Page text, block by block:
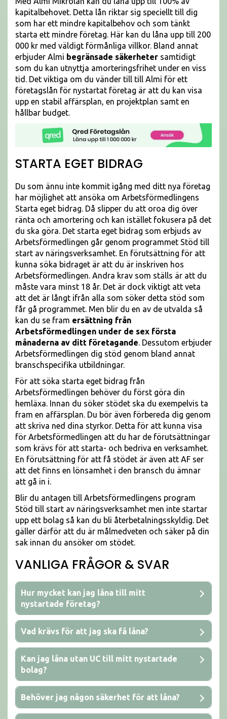
kapitalbehovet. Detta lån riktar sig speciellt till dig
som har ett mindre kapitalbehov och som tänkt
starta ett mindre företag. Här kan du låna upp till 200
000 kr med väldigt förmånliga villkor. Bland annat
erbjuder Almi begränsade säkerheter samtidigt
som du kan utnyttja amorteringsfrihet under en viss
tid. Det viktiga om du vänder till till Almi för ett
företagslån för nystartat företag är att du kan visa
upp en stabil affärsplan, en projektplan samt en
hållbar budget.
STARTA EGET BIDRAG
Du som ännu inte kommit igång med ditt nya företag
har möjlighet att ansöka om Arbetsförmedlingens
Starta eget bidrag. Då slipper du att oroa dig över
ränta och amortering och kan istället fokusera på det
du ska göra. Det starta eget bidrag som erbjuds av
Arbetsförmedlingen går genom programmet Stöd till
start av näringsverksamhet. En förutsättning för att
kunna söka bidraget är att du är inskriven hos
Arbetsförmedlingen. Andra krav som ställs är att du
måste vara minst 18 år. Det är dock viktigt att veta
att det är långt ifrån alla som söker detta stöd som
får gå programmet. Men blir du en av de utvalda så
kan du se fram ersättning från
Arbetsförmedlingen under de sex första
månaderna av ditt företagande. Dessutom erbjuder
Arbetsförmedlingen dig stöd genom bland annat
branschspecifika utbildningar.
För att söka starta eget bidrag från
Arbetsförmedlingen behöver du först göra din
hemläxa. Innan du söker stödet ska du exempelvis ta
fram en affärsplan. Du bör även förbereda dig genom
att skriva ned dina styrkor. Detta för att kunna visa
för Arbetsförmedlingen att du har de förutsättningar
som krävs för att starta- och bedriva en verksamhet.
En förutsättning för att få stödet är även att AF ser
att det finns en lönsamhet i den bransch du ämnar
att gå in i.
Blir du antagen till Arbetsförmedlingens program
Stöd till start av näringsverksamhet men inte startar
upp ett bolag så kan du bli återbetalningsskyldig. Det
gäller därför att du är målmedveten och säker på din
sak innan du ansöker om stödet.
VANLIGA FRÅGOR & SVAR
Hur mycket kan jag låna till mitt
nystartade företag?
Vad krävs för att jag ska få låna?
Kan jag låna utan UC till mitt nystartade
bolag?
Behöver jag någon säkerhet för att låna?